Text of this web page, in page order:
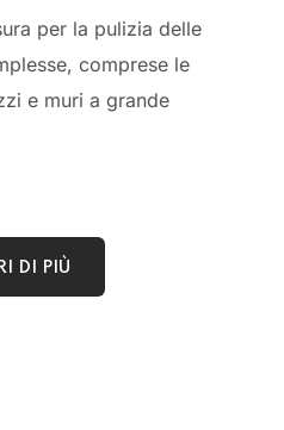
per la pulizia delle
comprese le
e muri a grande
DI PIÙ